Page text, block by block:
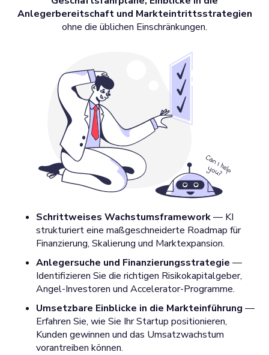
Anlegerbereitschaft und Markteintrittsstrategien
ohne die üblichen Einschränkungen.
Schrittweises Wachstumsframework— KI
strukturiert eine maßgeschneiderte Roadmap für
Finanzierung, Skalierung und Marktexpansion.
Anlegersuche und Finanzierungsstrategie —
Identifizieren Sie die richtigen Risikokapitalgeber,
Angel-Investoren und Accelerator-Programme.
Umsetzbare Einblicke in die Markteinführung —
Erfahren Sie, wie Sie Ihr Startup positionieren,
Kunden gewinnen und das Umsatzwachstum
vorantreiben können.